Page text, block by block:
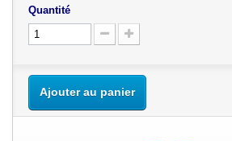
Quantité
Ajouter au panier